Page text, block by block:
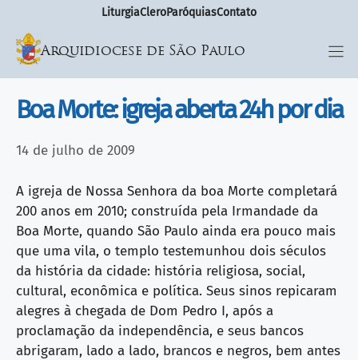
LiturgiaCleroParóquiasContato
Arquidiocese de São Paulo
Boa Morte: igreja aberta 24h por dia
14 de julho de 2009
A igreja de Nossa Senhora da boa Morte completará
200 anos em 2010; construída pela Irmandade da
Boa Morte, quando São Paulo ainda era pouco mais
que uma vila, o templo testemunhou dois séculos
da história da cidade: história religiosa, social,
cultural, econômica e política. Seus sinos repicaram
alegres à chegada de Dom Pedro I, após a
proclamação da independência, e seus bancos
abrigaram, lado a lado, brancos e negros, bem antes